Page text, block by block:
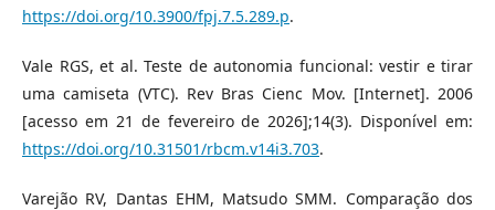
https://doi.org/10.3900/fpj.7.5.289.p.
Vale RGS, et al. Teste de autonomia funcional: vestir e tirar
uma camiseta (VTC). Rev Bras Cienc Mov. [Internet]. 2006
[acesso em 21 de fevereiro de 2026];14(3). Disponível em:
https://doi.org/10.31501/rbcm.v14i3.703.
Varejão RV, Dantas EHM, Matsudo SMM. Comparação dos